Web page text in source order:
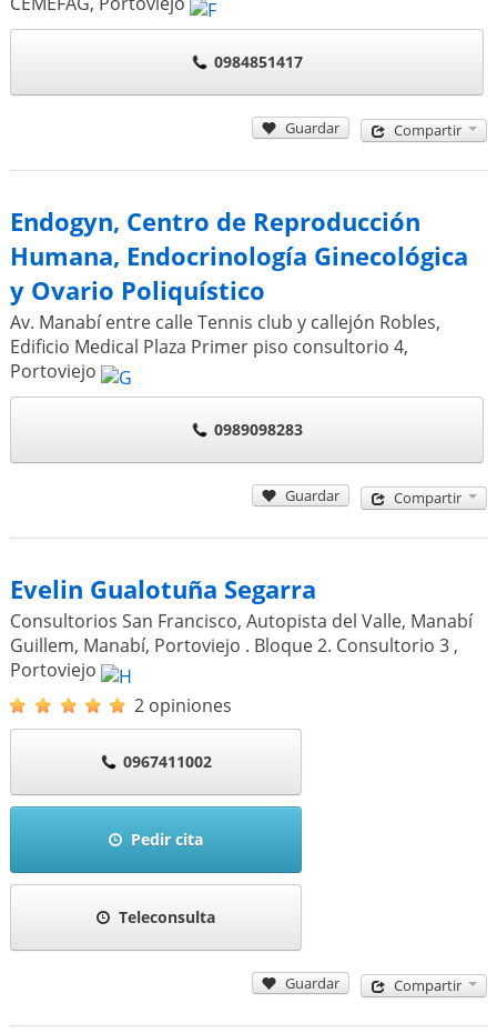
0984851417
Guardar Compartir
Endogyn, Centro de Reproducción
Humana, Endocrinología Ginecológica
y Ovario Poliquístico
Av. Manabí entre calle Tennis club y callejón Robles,
Edificio Medical Plaza Primer piso consultorio 4,
Portoviejo
0989098283
Guardar Compartir
Evelin Gualotuña Segarra
Consultorios San Francisco, Autopista del Valle, Manabí
Guillem, Manabí, Portoviejo . Bloque 2. Consultorio 3 ,
Portoviejo
2 opiniones
0967411002
Pedir cita
Teleconsulta
Guardar Compartir